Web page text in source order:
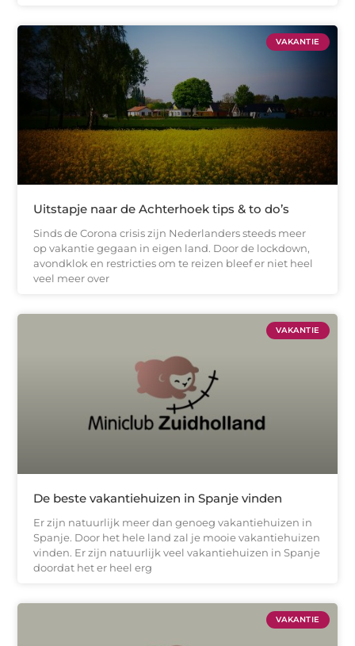
VAKANTIE
Uitstapje naar de Achterhoek tips & to do’s
Sinds de Corona crisis zijn Nederlanders steeds meer
op vakantie gegaan in eigen land. Door de lockdown,
avondklok en restricties om te reizen bleef er niet heel
veel meer over
VAKANTIE
De beste vakantiehuizen in Spanje vinden
Er zijn natuurlijk meer dan genoeg vakantiehuizen in
Spanje. Door het hele land zal je mooie vakantiehuizen
vinden. Er zijn natuurlijk veel vakantiehuizen in Spanje
doordat het er heel erg
VAKANTIE